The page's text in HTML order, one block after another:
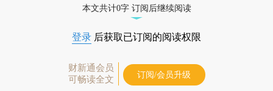
本文共计0字 订阅后继续阅读
登录 后获取已订阅的阅读权限
财新通会员
可畅读全文
订阅/会员升级